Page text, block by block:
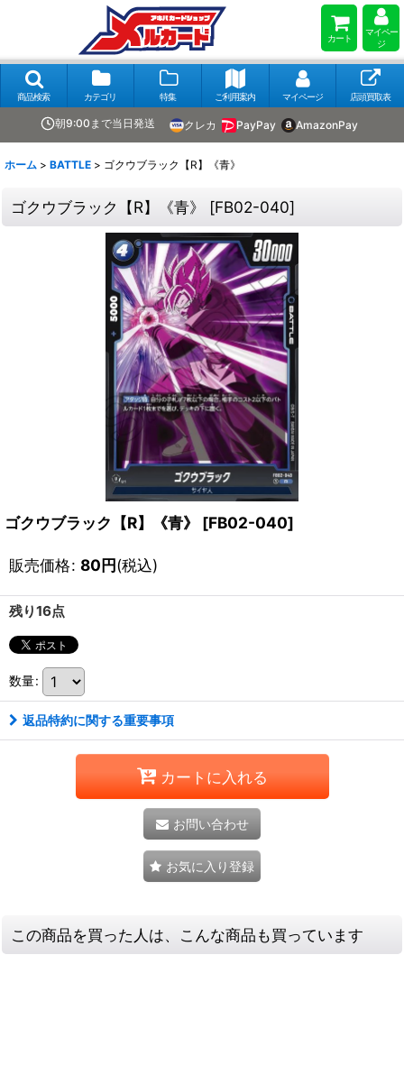
カート
マイペー
ジ
商品検索 カテゴリ 特集 ご利用案内 マイページ 店頭買取表
朝9:00まで当日発送 クレカ PayPay AmazonPay
ホーム > BATTLE > ゴクウブラック【R】《青》
ゴクウブラック【R】《青》 [FB02-040]
ゴクウブラック【R】《青》 [FB02-040]
販売価格: 80円(税込)
残り16点
数量:
返品特約に関する重要事項
カートに入れる
お問い合わせ
お気に入り登録
この商品を買った人は、こんな商品も買っています